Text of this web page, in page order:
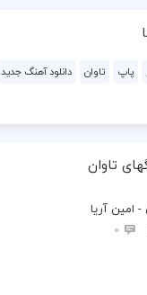
  ساخت بتونم از دل تو
  اینجوری رفتن از دلت
پاپ تاوان دانلود آهنگ جدید
تاوان
- امین آریا
0